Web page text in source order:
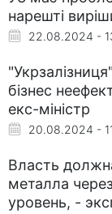
нарешті
22.08.2024 -
бізнес
екс-міністр
20.08.2024 -
Власть
металла
уровень, -